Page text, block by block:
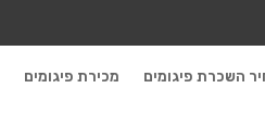
השכרת פיגומים מכירת פיגומים